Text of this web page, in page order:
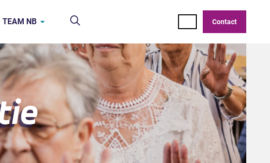
TEAM NB Contact